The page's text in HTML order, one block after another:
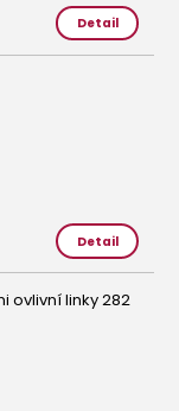
Detail
Detail
ovlivní linky 282